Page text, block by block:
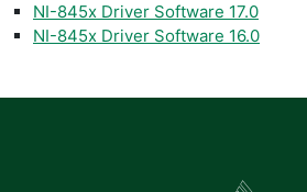
NI-845x Driver Software 17.0
NI-845x Driver Software 16.0